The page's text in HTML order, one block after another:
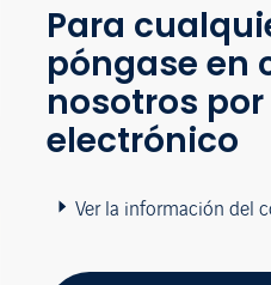
Para
póngase en
nosotros
electrónico
Ver la información del